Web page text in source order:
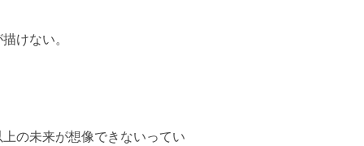
けない。
の未来が想像できないってい